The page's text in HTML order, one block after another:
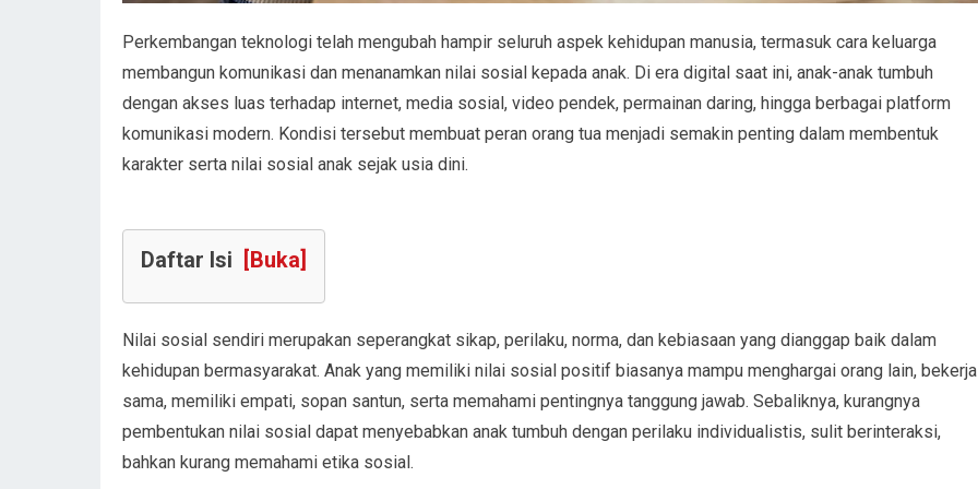
Perkembangan teknologi telah mengubah hampir seluruh aspek kehidupan manusia, termasuk cara keluarga
membangun komunikasi dan menanamkan nilai sosial kepada anak. Di era digital saat ini, anak-anak tumbuh
dengan akses luas terhadap internet, media sosial, video pendek, permainan daring, hingga berbagai platform
komunikasi modern. Kondisi tersebut membuat peran orang tua menjadi semakin penting dalam membentuk
karakter serta nilai sosial anak sejak usia dini.
Daftar Isi [Buka]
Nilai sosial sendiri merupakan seperangkat sikap, perilaku, norma, dan kebiasaan yang dianggap baik dalam
kehidupan bermasyarakat. Anak yang memiliki nilai sosial positif biasanya mampu menghargai orang lain, bekerja
sama, memiliki empati, sopan santun, serta memahami pentingnya tanggung jawab. Sebaliknya, kurangnya
pembentukan nilai sosial dapat menyebabkan anak tumbuh dengan perilaku individualistis, sulit berinteraksi,
bahkan kurang memahami etika sosial.